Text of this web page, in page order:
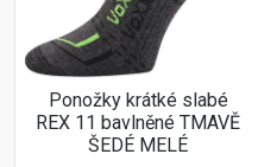
Ponožky krátké slabé
REX 11 bavlněné TMAVĚ
ŠEDÉ MELÉ